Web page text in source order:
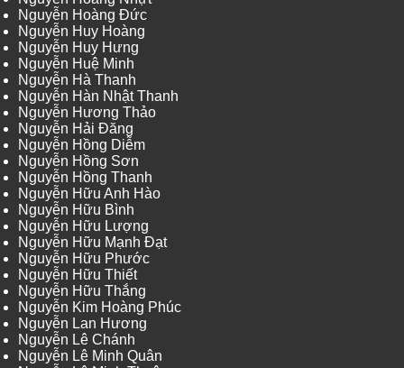
Nguyễn Hoàng Đức
Nguyễn Huy Hoàng
Nguyễn Huy Hưng
Nguyễn Huệ Minh
Nguyễn Hà Thanh
Nguyễn Hàn Nhật Thanh
Nguyễn Hương Thảo
Nguyễn Hải Đăng
Nguyễn Hồng Diễm
Nguyễn Hồng Sơn
Nguyễn Hồng Thanh
Nguyễn Hữu Anh Hào
Nguyễn Hữu Bình
Nguyễn Hữu Lượng
Nguyễn Hữu Mạnh Đạt
Nguyễn Hữu Phước
Nguyễn Hữu Thiết
Nguyễn Hữu Thắng
Nguyễn Kim Hoàng Phúc
Nguyễn Lan Hương
Nguyễn Lê Chánh
Nguyễn Lê Minh Quân